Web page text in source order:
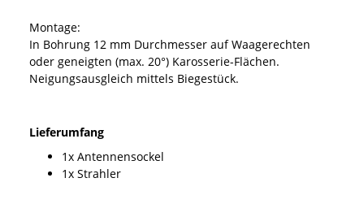
Montage:
In Bohrung 12 mm Durchmesser auf Waagerechten
oder geneigten (max. 20°) Karosserie-Flächen.
Neigungsausgleich mittels Biegestück.
Lieferumfang
1x Antennensockel
1x Strahler